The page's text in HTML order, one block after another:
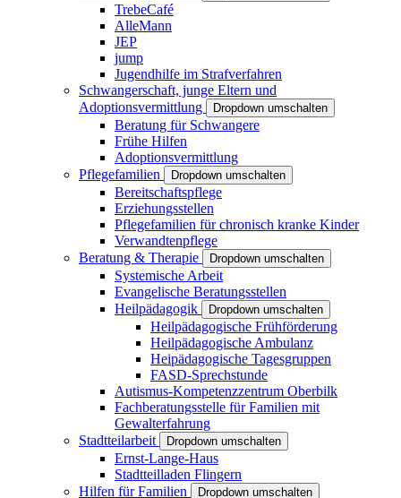
TrebeCafé
AlleMann
JEP
jump
Jugendhilfe im Strafverfahren
Schwangerschaft, junge Eltern und
Adoptionsvermittlung
Dropdown umschalten
Beratung für Schwangere
Frühe Hilfen
Adoptionsvermittlung
Pflegefamilien
Dropdown umschalten
Bereitschaftspflege
Erziehungsstellen
Pflegefamilien für chronisch kranke Kinder
Verwandtenpflege
Beratung & Therapie
Dropdown umschalten
Systemische Arbeit
Evangelische Beratungsstellen
Heilpädagogik
Dropdown umschalten
Heilpädagogische Frühförderung
Heilpädagogische Ambulanz
Heipädagogische Tagesgruppen
FASD-Sprechstunde
Autismus-Kompetenzzentrum Oberbilk
Fachberatungsstelle für Familien mit
Gewalterfahrung
Stadtteilarbeit
Dropdown umschalten
Ernst-Lange-Haus
Stadtteilladen Flingern
Hilfen für Familien
Dropdown umschalten